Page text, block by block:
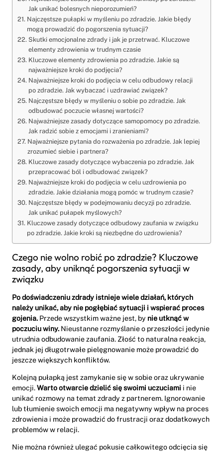
Jak unikać bolesnych nieporozumień?
Najczęstsze pułapki w myśleniu po zdradzie. Jakie błędy
mogą prowadzić do pogorszenia sytuacji?
Skutki emocjonalne zdrady i jak je przetrwać. Kluczowe
elementy zdrowienia w trudnym czasie
Kluczowe elementy zdrowienia po zdradzie. Jakie są
najważniejsze kroki do podjęcia?
Najważniejsze kroki do podjęcia w celu odbudowy relacji
po zdradzie. Jak wybaczać i uzdrawiać związek?
Najczęstsze błędy w myśleniu o sobie po zdradzie. Jak
odbudować poczucie własnej wartości?
Najważniejsze zasady dotyczące samopomocy po zdradzie.
Jak radzić sobie z emocjami i zranieniami?
Najważniejsze pytania do rozważenia po zdradzie. Jak lepiej
zrozumieć siebie i partnera?
Kluczowe zasady dotyczące wybaczenia po zdradzie. Jak
przepracować ból i odbudować związek?
Najważniejsze kroki do podjęcia w celu uzdrowienia po
zdradzie. Jakie działania mogą pomóc w trudnym czasie?
Najczęstsze błędy w podejmowaniu decyzji po zdradzie.
Jak unikać pułapek myślowych?
Kluczowe zasady dotyczące odbudowy zaufania w związku
po zdradzie. Jakie kroki są niezbędne do uzdrowienia?
Czego nie wolno robić po zdradzie? Kluczowe
zasady, aby uniknąć pogorszenia sytuacji w
związku
Po doświadczeniu zdrady istnieje wiele działań, których
należy unikać, aby nie pogłębiać sytuacji i wspierać proces
gojenia. Przede wszystkim ważne jest, by nie utknąć w
poczuciu winy. Nieustanne rozmyślanie o przeszłości jedynie
utrudnia odbudowanie zaufania. Złość to naturalna reakcja,
jednak jej długotrwałe pielęgnowanie może prowadzić do
jeszcze większych konfliktów.
Kolejną pułapką jest zamykanie się w sobie oraz ukrywanie
emocji.Warto otwarcie dzielić się swoimi uczuciami i nie
unikać rozmowy na temat zdrady z partnerem. Ignorowanie
lub tłumienie swoich emocji ma negatywny wpływ na proces
zdrowienia i może prowadzić do frustracji oraz dodatkowych
problemów w relacji.
Nie można również ulegać pokusie całkowitego odcięcia się